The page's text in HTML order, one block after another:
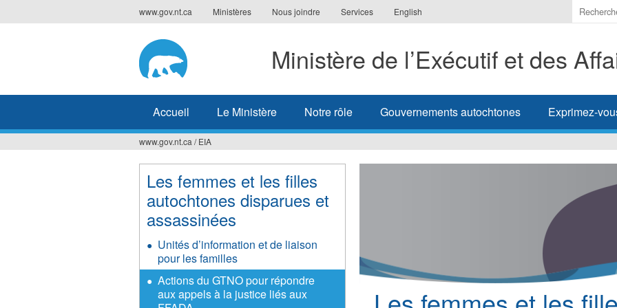
to
www.gov.nt.ca Ministères Nous joindre Services English
Indiquer
les
à
Ministère de l’Exécutif et des
Accueil Le Ministère Notre rôle Gouvernements autochtones Exprimez-
Vous
êtes
ici
www.gov.nt.ca / EIA
Les femmes et les filles
autochtones disparues et
assassinées
Unités d’information et de liaison
pour les familles
Actions du GTNO pour répondre
aux appels à la justice liés aux